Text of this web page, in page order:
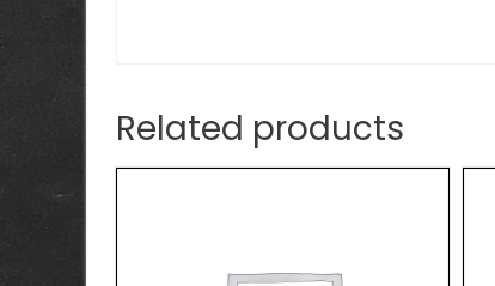
Related products